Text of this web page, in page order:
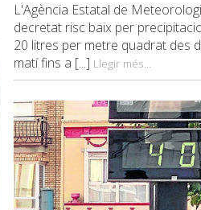
L'Agència Estatal de
decretat risc baix per
20 litres per metre quadrat des
matí fins a [...] Llegir més...